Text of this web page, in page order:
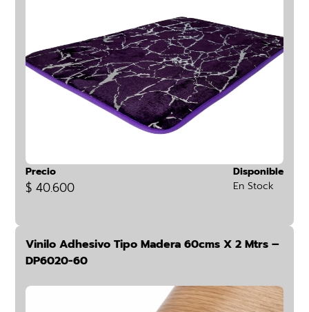
Precio
$ 40.600
Disponible
En Stock
Vinilo Adhesivo Tipo Madera 60cms X 2 Mtrs –
DP6020-60